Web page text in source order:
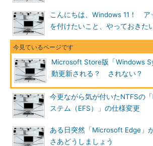
こんにちは、Windows 11！ ア
を付けたいこと、やっておきた
Microsoft Store版「Windows
動更新される？ されない？
今更ながら気が付いたNTFSの
ステム（EFS）」の仕様変更
ある日突然「Microsoft Edge」
さあどうしましょう